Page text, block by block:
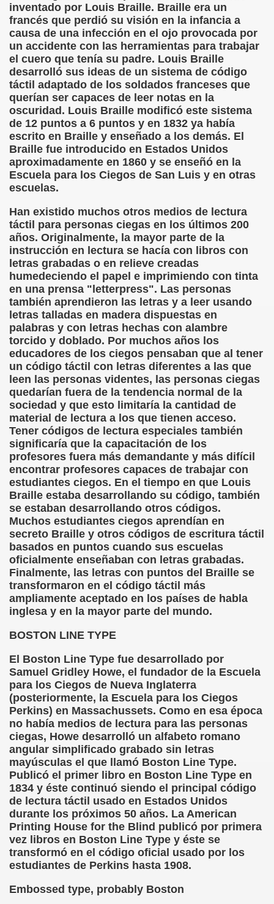
inventado por Louis Braille. Braille era un
francés que perdió su visión en la infancia a
causa de una infección en el ojo provocada por
un accidente con las herramientas para trabajar
el cuero que tenía su padre. Louis Braille
desarrolló sus ideas de un sistema de código
táctil adaptado de los soldados franceses que
querían ser capaces de leer notas en la
oscuridad. Louis Braille modificó este sistema
de 12 puntos a 6 puntos y en 1832 ya había
escrito en Braille y enseñado a los demás. El
Braille fue introducido en Estados Unidos
aproximadamente en 1860 y se enseñó en la
Escuela para los Ciegos de San Luis y en otras
escuelas.
Han existido muchos otros medios de lectura
táctil para personas ciegas en los últimos 200
años. Originalmente, la mayor parte de la
instrucción en lectura se hacía con libros con
letras grabadas o en relieve creadas
humedeciendo el papel e imprimiendo con tinta
en una prensa "letterpress". Las personas
también aprendieron las letras y a leer usando
letras talladas en madera dispuestas en
palabras y con letras hechas con alambre
torcido y doblado. Por muchos años los
educadores de los ciegos pensaban que al tener
un código táctil con letras diferentes a las que
leen las personas videntes, las personas ciegas
quedarían fuera de la tendencia normal de la
sociedad y que esto limitaría la cantidad de
material de lectura a los que tienen acceso.
Tener códigos de lectura especiales también
significaría que la capacitación de los
profesores fuera más demandante y más difícil
encontrar profesores capaces de trabajar con
estudiantes ciegos. En el tiempo en que Louis
Braille estaba desarrollando su código, también
se estaban desarrollando otros códigos.
Muchos estudiantes ciegos aprendían en
secreto Braille y otros códigos de escritura táctil
basados en puntos cuando sus escuelas
oficialmente enseñaban con letras grabadas.
Finalmente, las letras con puntos del Braille se
transformaron en el código táctil más
ampliamente aceptado en los países de habla
inglesa y en la mayor parte del mundo.
BOSTON LINE TYPE
El Boston Line Type fue desarrollado por
Samuel Gridley Howe, el fundador de la Escuela
para los Ciegos de Nueva Inglaterra
(posteriormente, la Escuela para los Ciegos
Perkins) en Massachussets. Como en esa época
no había medios de lectura para las personas
ciegas, Howe desarrolló un alfabeto romano
angular simplificado grabado sin letras
mayúsculas el que llamó Boston Line Type.
Publicó el primer libro en Boston Line Type en
1834 y éste continuó siendo el principal código
de lectura táctil usado en Estados Unidos
durante los próximos 50 años. La American
Printing House for the Blind publicó por primera
vez libros en Boston Line Type y éste se
transformó en el código oficial usado por los
estudiantes de Perkins hasta 1908.
Embossed type, probably Boston
(Roberto Enjuto)
Fundamento Y Sentimientos (Samuel Rodríguez
(Rogelio Muñoz Martínez)
la Luz (Alberto Gil)
(Francesc Miñana)
Suárez Santana)
no latino (Pedro Zurita)
Zurita, Ex Secretario Unión Mundial de Ciegos (Pedro
Ex Secretari Unió Mundial de Cecs, català (Pedro
del Monumento a Luis Braille, 1980 (editora
Conferencia (David López)
de Obstáculos (Juurmaa, J.)
de Escritura Táctil para Lectores con Ceguera o
de Hombres Ilustres de París (César Puente)
150è Aniversari mort de Louis Braille (CPB de l'ONCE a
Maestro (F. Javier Bernal García)
Vicente (F. Javier Bernal)
Paz)
Figueroa)
(Puri Águila)
las Oposiciones (Elena Rodrigo)
Mi Vida (Teresa Bornez Abascal)
Pérez)
Ayudar a Personas con Discapacidad Visual
(Pedro Zurita)
sánchez Herrero)
Cuetos Suárez)
Otero)
Elissalde)